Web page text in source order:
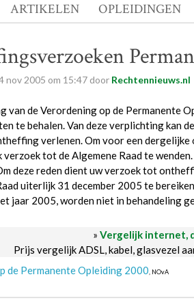
ARTIKELEN OPLEIDINGEN
nov 2005 om 15:47 door Rechtennieuws.nl
van de Verordening op de Permanente
te behalen. Van deze verplichting kan
verlenen. Om voor een
tot de Algemene Raad te
deze reden dient uw verzoek tot
uiterlijk 31 december 2005 te
jaar 2005, worden niet in behandeling
» Vergelijk internet,
Prijs vergelijk ADSL, kabel, glasvezel
de Permanente Opleiding 2000 , NOvA